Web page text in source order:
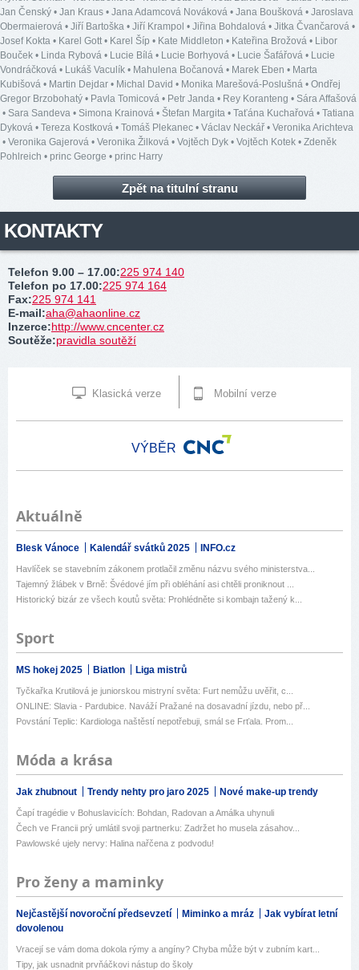
Jan Čenský • Jan Kraus • Jana Adamcová Nováková • Jana Boušková • Jaroslava
Obermaierová • Jiří Bartoška • Jiří Krampol • Jiřina Bohdalová • Jitka Čvančarová •
Josef Kokta • Karel Gott• Karel Šíp • Kate Middleton • Kateřina Brožová • Libor
Bouček • Linda Rybová • Lucie Bílá • Lucie Borhyová • Lucie Šafářová • Lucie
Vondráčková • Lukáš Vaculík • Mahulena Bočanová • Marek Eben • Marta
Kubišová • Martin Dejdar • Michal David • Monika Marešová-Poslušná • Ondřej
Gregor Brzobohatý • Pavla Tomicová • Petr Janda • Rey Koranteng • Sára Affašová
• Sara Sandeva • Simona Krainová • Štefan Margita • Taťána Kuchařová • Tatiana
Dyková • Tereza Kostková • Tomáš Plekanec • Václav Neckář • Veronika Arichteva
• Veronika Gajerová • Veronika Žilková • Vojtěch Dyk • Vojtěch Kotek • Zdeněk
Pohlreich • princ George • princ Harry
Zpět na titulní stranu
KONTAKTY
Telefon 9.00 – 17.00:225 974 140
Telefon po 17.00:225 974 164
Fax:225 974 141
E-mail:aha@ahaonline.cz
Inzerce:http://www.cncenter.cz
Soutěže:pravidla soutěží
Klasická verze Mobilní verze
VÝBĚR
Aktuálně
Blesk Vánoce Kalendář svátků 2025 INFO.cz
Havlíček se stavebním zákonem protlačil změnu názvu svého ministerstva...
Tajemný žlábek v Brně: Švédové jím při obléhání asi chtěli proniknout ...
Historický bizár ze všech koutů světa: Prohlédněte si kombajn tažený k...
Sport
MS hokej 2025 Biatlon Liga mistrů
Tyčkařka Krutilová je juniorskou mistryní světa: Furt nemůžu uvěřit, c...
ONLINE: Slavia - Pardubice. Naváží Pražané na dosavadní jízdu, nebo př...
Povstání Teplic: Kardiologa naštěstí nepotřebuji, smál se Frťala. Prom...
Móda a krása
Jak zhubnout Trendy nehty pro jaro 2025 Nové make-up trendy
Čapí tragédie v Bohuslavicích: Bohdan, Radovan a Amálka uhynuli
Čech ve Francii prý umlátil svoji partnerku: Zadržet ho musela zásahov...
Pawlowské ujely nervy: Halina nařčena z podvodu!
Pro ženy a maminky
Nejčastější novoroční předsevzetí Miminko a mráz
Jak vybírat letní
dovolenou
Vracejí se vám doma dokola rýmy a angíny? Chyba může být v zubním kart...
Tipy, jak usnadnit prvňáčkovi nástup do školy